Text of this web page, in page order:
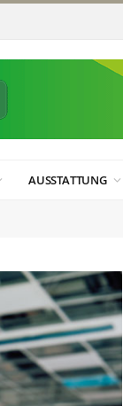
AUSSTATTUNG